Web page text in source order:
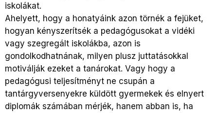
iskolákat.
Ahelyett, hogy a honatyáink azon törnék a fejüket,
hogyan kényszerítsék a pedagógusokat a vidéki
vagy szegregált iskolákba, azon is
gondolkodhatnának, milyen plusz juttatásokkal
motiválják ezeket a tanárokat. Vagy hogy a
pedagógusi teljesítményt ne csupán a
tantárgyversenyekre küldött gyermekek és elnyert
diplomák számában mérjék, hanem abban is, ha